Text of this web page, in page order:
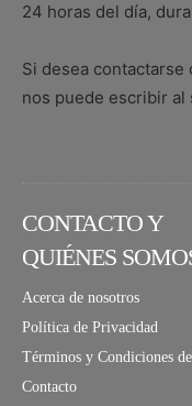
24 horas del día,
Si desea
nos puede escribir al
CONTACTO Y
QUIÉNES
Acerca de nosotros
Política de Privacidad
Términos y Condiciones
Contacto